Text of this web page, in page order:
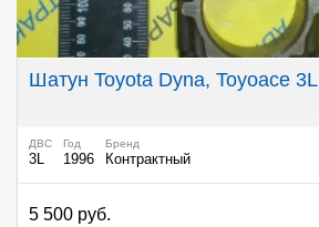
Шатун Toyota Dyna, Toyoace 3L
ДВС
3L
Год
1996
Бренд
Контрактный
5 500 руб.